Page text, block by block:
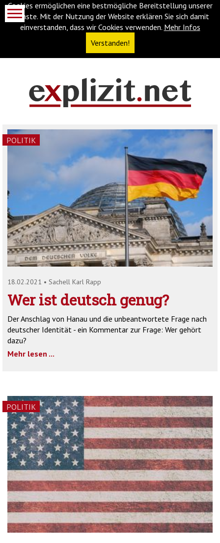
Cookies ermöglichen eine bestmögliche Bereitstellung unserer
Dienste. Mit der Nutzung der Website erklären Sie sich damit
einverstanden, dass wir Cookies verwenden. Mehr Infos
Verstanden!
(Accesskey
'1')Zur
Suche
springen
(Accesskey
'2')
POLITIK
18.02.2021 • Sachell Karl Rapp
Wer ist deutsch genug?
Der Anschlag von Hanau und die unbeantwortete Frage nach
deutscher Identität - ein Kommentar zur Frage: Wer gehört
dazu?
Mehr lesen ...
POLITIK